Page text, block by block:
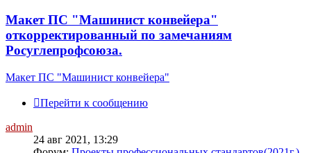
Макет ПС "Машинист конвейера"
откорректированный по замечаниям
Росуглепрофсоюза.
Макет ПС "Машинист конвейера"
Перейти к сообщению
admin
24 авг 2021, 13:29